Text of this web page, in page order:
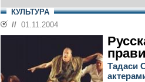
КУЛЬТУРА
// 01.11.2004
Тадаси